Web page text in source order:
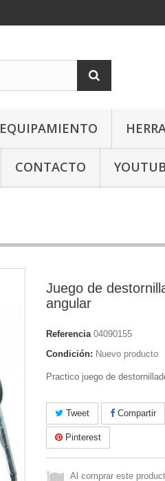
EQUIPAMIENTO
CONTACTO
Juego de
angular
Referencia 04090155
Condición: Nuevo producto
Practico juego de
Tweet Compartir
Pinterest
Al comprar este